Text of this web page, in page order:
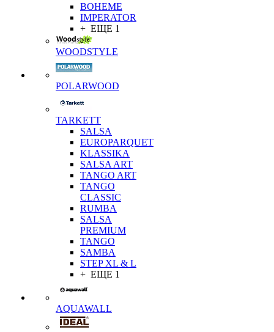
BOHEME
IMPERATOR
+ ЕЩЕ 1
WOODSTYLE
POLARWOOD
TARKETT
SALSA
EUROPARQUET
KLASSIKA
SALSA ART
TANGO ART
TANGO
CLASSIC
RUMBA
SALSA
PREMIUM
TANGO
SAMBA
STEP XL & L
+ ЕЩЕ 1
AQUAWALL